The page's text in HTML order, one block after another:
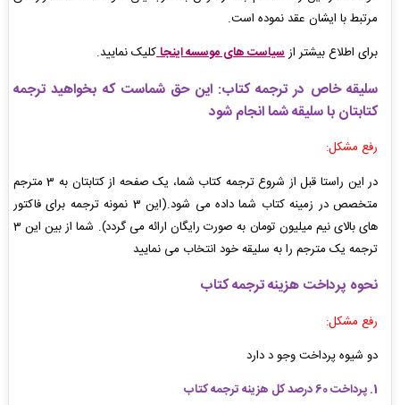
مرتبط با ایشان عقد نموده است.
برای اطلاع بیشتر ازسیاست های موسسه اینجاکلیک نمایید.
سلیقه خاص در ترجمه کتاب: این حق شماست که بخواهید ترجمه
کتابتان با سلیقه شما انجام شود
رفع مشکل:
در این راستا قبل از شروع ترجمه کتاب شما، یک صفحه از کتابتان به 3 مترجم
متخصص در زمینه کتاب شما داده می شود.(این 3 نمونه ترجمه برای فاکتور
های بالای نیم میلیون تومان به صورت رایگان ارائه می گردد). شما از بین این 3
ترجمه یک مترجم را به سلیقه خود انتخاب می نمایید
نحوه پرداخت هزینه ترجمه کتاب
رفع مشکل:
دو شیوه پرداخت وجو د دارد
1. پرداخت 60 درصد کل هزینه ترجمه کتاب